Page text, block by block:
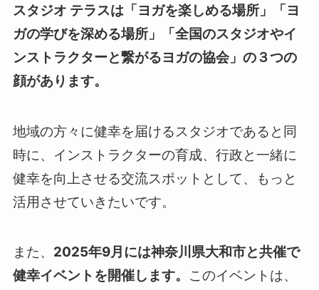
スタジオ テラスは「ヨガを楽しめる場所」「ヨ
ガの学びを深める場所」「全国のスタジオやイ
ンストラクターと繋がるヨガの協会」の３つの
顔があります。
地域の方々に健幸を届けるスタジオであると同
時に、インストラクターの育成、行政と一緒に
健幸を向上させる交流スポットとして、もっと
活用させていきたいです。
また、 2025年9月には神奈川県大和市と共催で
健幸イベントを開催します。 このイベントは、